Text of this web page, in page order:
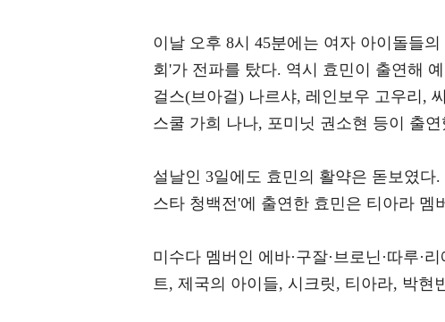
이날 오후 8시 45분에는 여자 아이돌들
회'가 전파를 탔다. 역시 효민이 출연해
걸스(브아걸) 나르샤, 레인보우 고우리,
스쿨 가희 나나, 포미닛 권소현 등이 출연
설날인 3일에도 효민의 활약은 돋보였다
스타 청백전'에 출연한 효민은 티아라 멤
미수다 멤버인 에바·구잘·브로닌·따루·
트, 제국의 아이들, 시크릿, 티아라, 박현